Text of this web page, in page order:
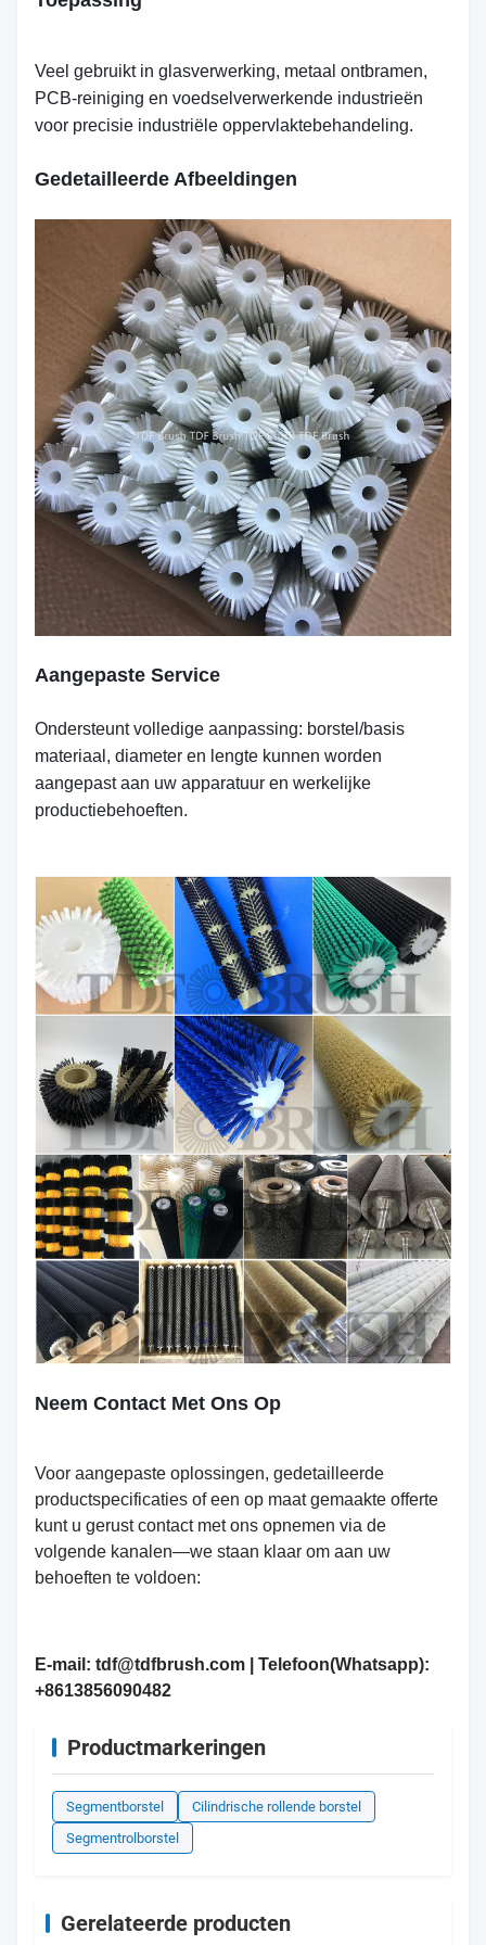
Veel gebruikt in glasverwerking, metaal ontbramen,
PCB-reiniging en voedselverwerkende industrieën
voor precisie industriële oppervlaktebehandeling.
Gedetailleerde Afbeeldingen
Aangepaste Service
Ondersteunt volledige aanpassing: borstel/basis
materiaal, diameter en lengte kunnen worden
aangepast aan uw apparatuur en werkelijke
productiebehoeften.
Neem Contact Met Ons Op
Voor aangepaste oplossingen, gedetailleerde
productspecificaties of een op maat gemaakte offerte
kunt u gerust contact met ons opnemen via de
volgende kanalen—we staan klaar om aan uw
behoeften te voldoen:
E-mail: tdf@tdfbrush.com | Telefoon(Whatsapp):
+8613856090482
Productmarkeringen
Segmentborstel
Cilindrische rollende borstel
Segmentrolborstel
Gerelateerde producten